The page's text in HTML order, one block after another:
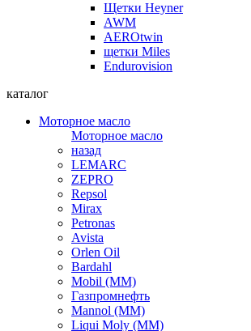
Щетки Heyner
AWM
AEROtwin
щетки Miles
Endurovision
каталог
Моторное масло
Моторное масло
назад
LEMARC
ZEPRO
Repsol
Mirax
Petronas
Avista
Orlen Oil
Bardahl
Mobil (ММ)
Газпромнефть
Mannol (ММ)
Liqui Moly (ММ)